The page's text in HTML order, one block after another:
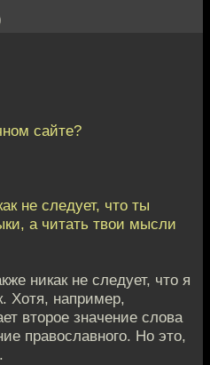
сайте?
не следует, что ты
а читать твои мысли
никак не следует, что я
Хотя, например,
второе значение слова
православного. Но это,